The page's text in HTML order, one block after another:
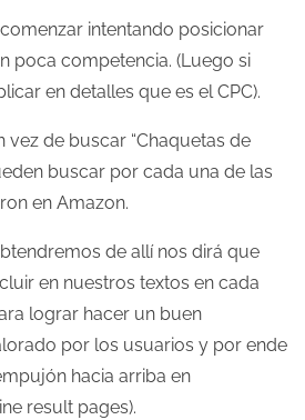
intentando posicionar
poca competencia. (Luego si
en detalles que es el CPC).
vez de buscar “Chaquetas de
buscar por cada una de las
en Amazon.
de allí nos dirá que
en nuestros textos en cada
lograr hacer un buen
por los usuarios y por ende
hacia arriba en
result pages).